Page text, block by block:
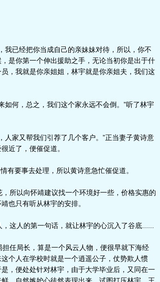
已经把你当成自己的亲妹妹对待，所以，你不
是你第一个伸出援助之手，无论当初你是出于什
，我就是你亲姐姐，林宇就是你亲姐夫，我们这
何，总之，我们这个家永远不会倒。”听了林宇
家又帮我们引荐了几个客户。”正当妻子黄诗意
近了，便催促道。
有要事去处理，所以黄诗意急忙催促道。
所以向怀靖建议找一个环境好一些，价格实惠的
也只有听从林宇的安排。
这人的第一句话，就让林宇的心沉入了谷底......
任局长，算是一个风云人物，便很早就下海经
个人在学校时就是一个逍遥公子，仗势欺人惯
，便处处针对林宇，由于大学毕业后，又同在一